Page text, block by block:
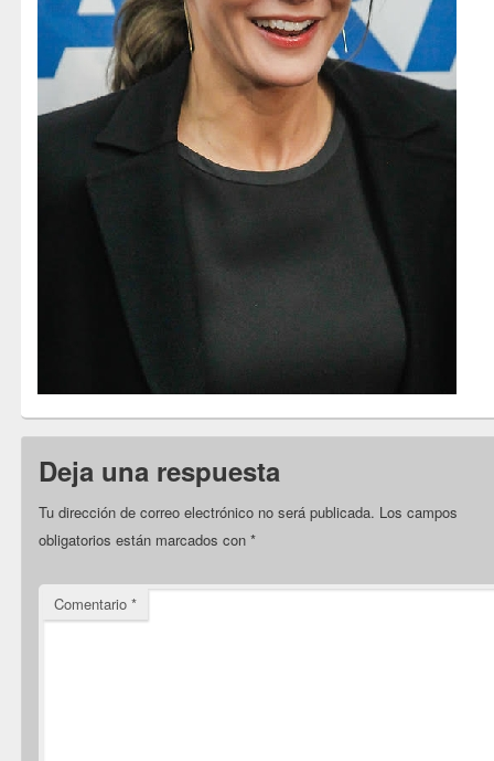
Deja una respuesta
Tu dirección de correo electrónico no será publicada. Los campos
obligatorios están marcados con*
Comentario*